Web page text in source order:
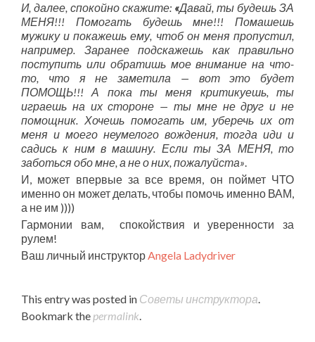
И, далее, спокойно скажите: «Давай, ты будешь ЗА
МЕНЯ!!! Помогать будешь мне!!! Помашешь
мужику и покажешь ему, чтоб он меня пропустил,
например. Заранее подскажешь как правильно
поступить или обратишь мое внимание на что-
то, что я не заметила — вот это будет
ПОМОЩЬ!!! А пока ты меня критикуешь, ты
играешь на их стороне — ты мне не друг и не
помощник. Хочешь помогать им, уберечь их от
меня и моего неумелого вождения, тогда иди и
садись к ним в машину. Если ты ЗА МЕНЯ, то
заботься обо мне, а не о них, пожалуйста».
И, может впервые за все время, он поймет ЧТО
именно он может делать, чтобы помочь именно ВАМ,
а не им ))))
Гармонии вам, спокойствия и уверенности за
рулем!
Ваш личный инструкторAngela Ladydriver
This entry was posted in Советы инструктора.
Bookmark the permalink.